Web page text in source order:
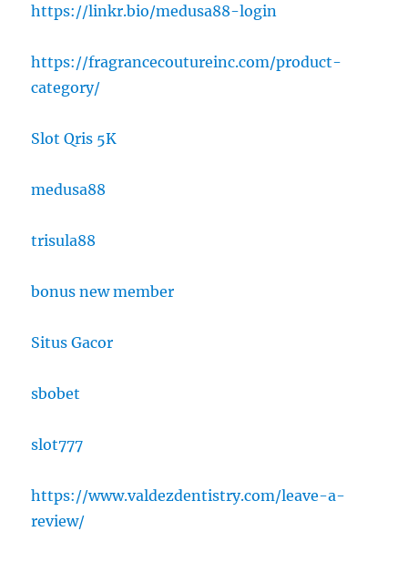
https://linkr.bio/medusa88-login
https://fragrancecoutureinc.com/product-
category/
Slot Qris 5K
medusa88
trisula88
bonus new member
Situs Gacor
sbobet
slot777
https://www.valdezdentistry.com/leave-a-
review/